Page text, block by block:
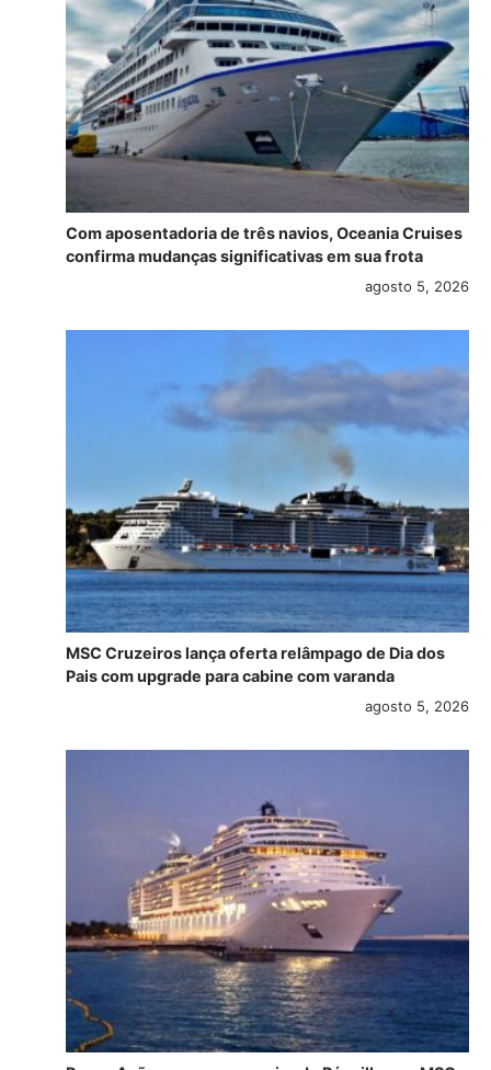
Com aposentadoria de três navios, Oceania Cruises
confirma mudanças significativas em sua frota
agosto 5, 2026
MSC Cruzeiros lança oferta relâmpago de Dia dos
Pais com upgrade para cabine com varanda
agosto 5, 2026